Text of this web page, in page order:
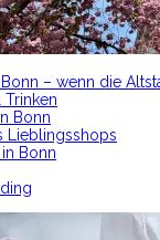
– wenn die
Trinken
Bonn
Lieblingsshops
Bonn